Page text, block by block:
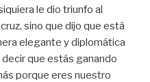
le dio triunfo al
sino que dijo que está
elegante y diplomática
que estás ganando
porque eres nuestro